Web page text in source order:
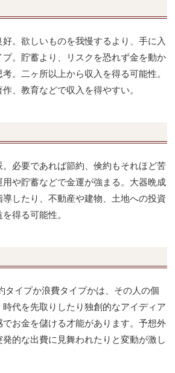
。欲しいものを我慢するより、手に入
。貯蓄より、リスクを恐れず金を動か
。二ヶ所以上から収入を得る可能性。
、教育などで収入を得やすい。
必要であれば節約、倹約もそれほど苦
や貯蓄などで金運が強まる。大器晩成
したり、不動産や建物、土地への投資
得る可能性。
タイプか浪費タイプかは、その人の個
代を先取りしたり独創的なアイディア
お金を儲ける才能があります。予想外
的な出費に見舞われたりと変動が激し